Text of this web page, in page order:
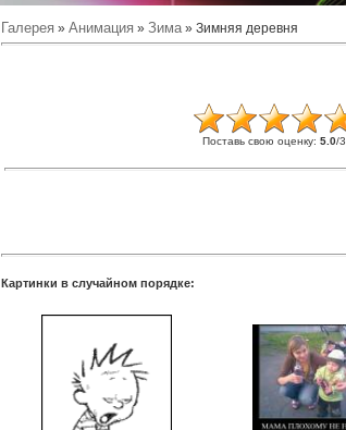
Галерея »Анимация »Зима» Зимняя деревня
Поставь свою оценку:5.0/3
Картинки в случайном порядке: